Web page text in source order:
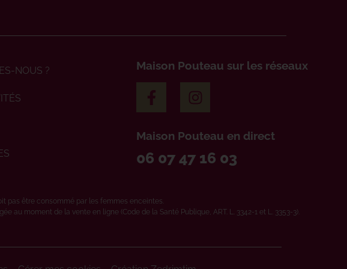
NOUS ? Maison Pouteau sur les réseaux
Maison Pouteau en direct
06 07 47 16 03
pas être consommé par les femmes enceintes.
au moment de la vente en ligne (Code de la Santé Publique, ART. L. 3342-1 et L. 3353-3).